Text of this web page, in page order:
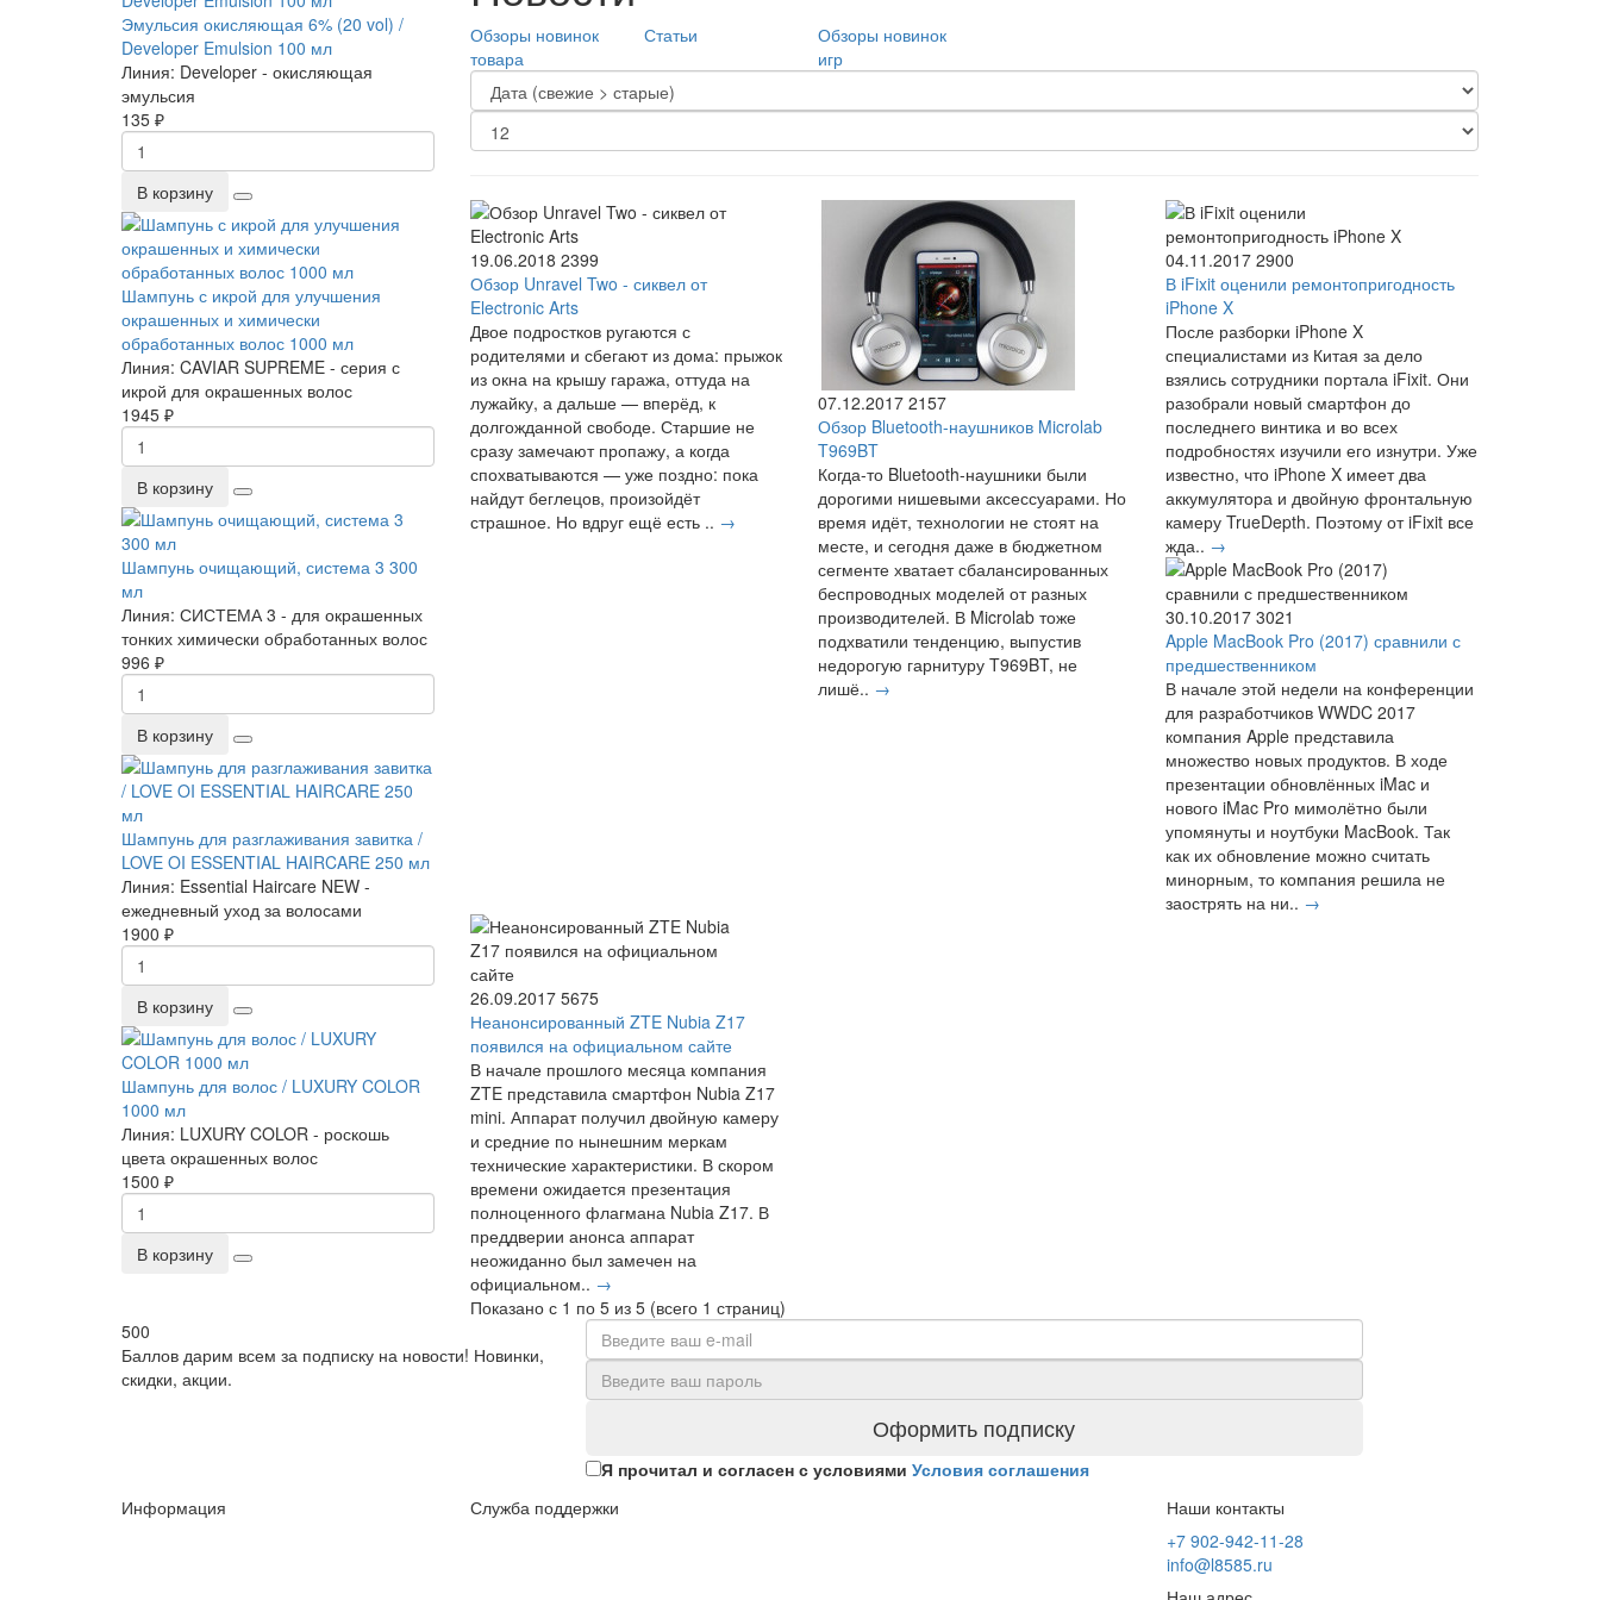
Эмульсия окисляющая 6% (20 vol) /
Developer Emulsion 100 мл
Линия: Developer - окисляющая
эмульсия
135 ₽
В корзину
Шампунь с икрой для улучшения
окрашенных и химически
обработанных волос 1000 мл
Линия: CAVIAR SUPREME - серия с
икрой для окрашенных волос
1945 ₽
В корзину
Шампунь очищающий, система 3 300
мл
Линия: СИСТЕМА 3 - для окрашенных
тонких химически обработанных волос
996 ₽
В корзину
Шампунь для разглаживания завитка /
LOVE OI ESSENTIAL HAIRCARE 250 мл
Линия: Essential Haircare NEW -
ежедневный уход за волосами
1900 ₽
В корзину
Шампунь для волос / LUXURY COLOR
1000 мл
Линия: LUXURY COLOR - роскошь
цвета окрашенных волос
1500 ₽
В корзину
Обзоры новинок
товара
Статьи
Обзоры новинок
игр
19.06.2018 2399
Обзор Unravel Two - сиквел от
Electronic Arts
Двое подростков ругаются с
родителями и сбегают из дома: прыжок
из окна на крышу гаража, оттуда на
лужайку, а дальше — вперёд, к
долгожданной свободе. Старшие не
сразу замечают пропажу, а когда
спохватываются — уже поздно: пока
найдут беглецов, произойдёт
страшное. Но вдруг ещё есть .. →
07.12.2017 2157
Обзор Bluetooth-наушников Microlab
T969BT
Когда-то Bluetooth-наушники были
дорогими нишевыми аксессуарами. Но
время идёт, технологии не стоят на
месте, и сегодня даже в бюджетном
сегменте хватает сбалансированных
беспроводных моделей от разных
производителей. В Microlab тоже
подхватили тенденцию, выпустив
недорогую гарнитуру T969BT, не
лишё.. →
04.11.2017 2900
В iFixit оценили ремонтопригодность
iPhone X
После разборки iPhone X
специалистами из Китая за дело
взялись сотрудники портала iFixit. Они
разобрали новый смартфон до
последнего винтика и во всех
подробностях изучили его изнутри. Уже
известно, что iPhone X имеет два
аккумулятора и двойную фронтальную
камеру TrueDepth. Поэтому от iFixit все
жда.. →
30.10.2017 3021
Apple MacBook Pro (2017) сравнили с
предшественником
В начале этой недели на конференции
для разработчиков WWDC 2017
компания Apple представила
множество новых продуктов. В ходе
презентации обновлённых iMac и
нового iMac Pro мимолётно были
упомянуты и ноутбуки MacBook. Так
как их обновление можно считать
минорным, то компания решила не
заострять на ни.. →
26.09.2017 5675
Неанонсированный ZTE Nubia Z17
появился на официальном сайте
В начале прошлого месяца компания
ZTE представила смартфон Nubia Z17
mini. Аппарат получил двойную камеру
и средние по нынешним меркам
технические характеристики. В скором
времени ожидается презентация
полноценного флагмана Nubia Z17. В
преддверии анонса аппарат
неожиданно был замечен на
официальном.. →
Показано с 1 по 5 из 5 (всего 1 страниц)
500
Баллов дарим всем за подписку на новости! Новинки,
скидки, акции.
Оформить подписку
Я прочитал и согласен с условиями Условия соглашения
Информация
Служба поддержки
Наши контакты
+7 902-942-11-28
info@l8585.ru